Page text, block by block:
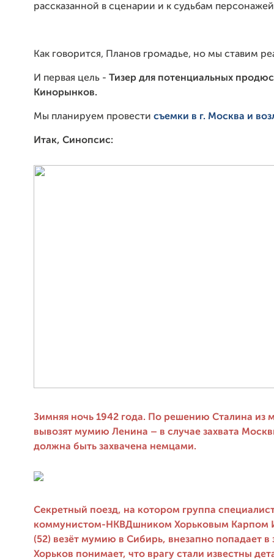
рассказанной в сценарии и к судьбам
Как говорится, Планов громадье, но мы ставим
И первая цель - Тизер для потенциальных
Кинорынков.
Мы планируем провести съемки в г. Москва и
Итак, Синопсис:
Зимняя ночь 1942 года. По решению Сталина из
вывозят мумию Ленина – в случае захвата
должна быть захвачена немцами.
Секретный поезд, на котором группа
коммунистом-НКВДшником Хорьковым Карпом
(52) везёт мумию в Сибирь, внезапно попадает в
Хорьков понимает, что врагу стали известны